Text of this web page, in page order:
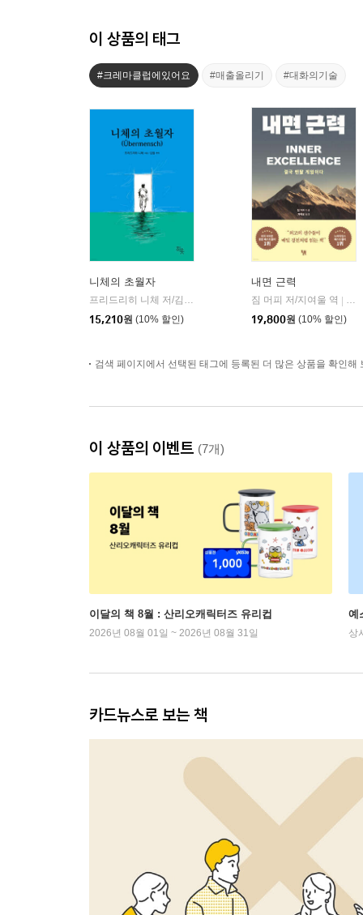
이 상품의 태그
#크레마클럽에있어요 #매출올리기 #대화의기술
니체의 초월자
프리드리히 니체 저/김철 편역
15,210원 (10% 할인)
내면 근력
짐 머피 저/지여울 역
윌
19,800원 (10% 할인)
검색 페이지에서 선택된 태그에 등록된 더 많은 상품을 확인해
이 상품의 이벤트 (7개)
이달의 책 8월 : 산리오캐릭터즈 유리컵
2026년 08월 01일 ~ 2026년 08월 31일
예
상
카드뉴스로 보는 책